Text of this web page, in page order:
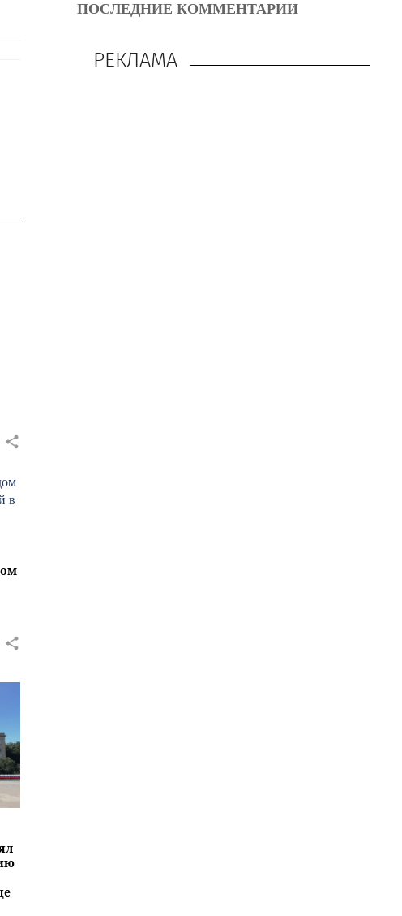
ПОСЛЕДНИЕ КОММЕНТАРИИ
РЕКЛАМА